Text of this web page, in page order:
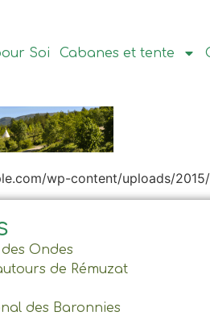
Soi Cabanes et tente
wp-content/uploads/
Ondes
de Rémuzat
des Baronnies